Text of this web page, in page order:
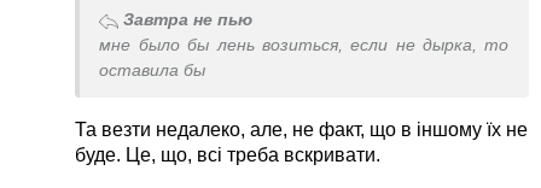
Завтра не пью
мне было бы лень возиться, если не дырка, то
оставила бы
Та везти недалеко, але, не факт, що в іншому їх не
буде. Це, що, всі треба вскривати.